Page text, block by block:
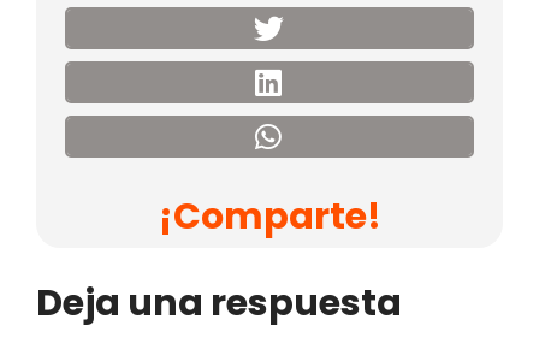
¡Comparte!
Deja una respuesta